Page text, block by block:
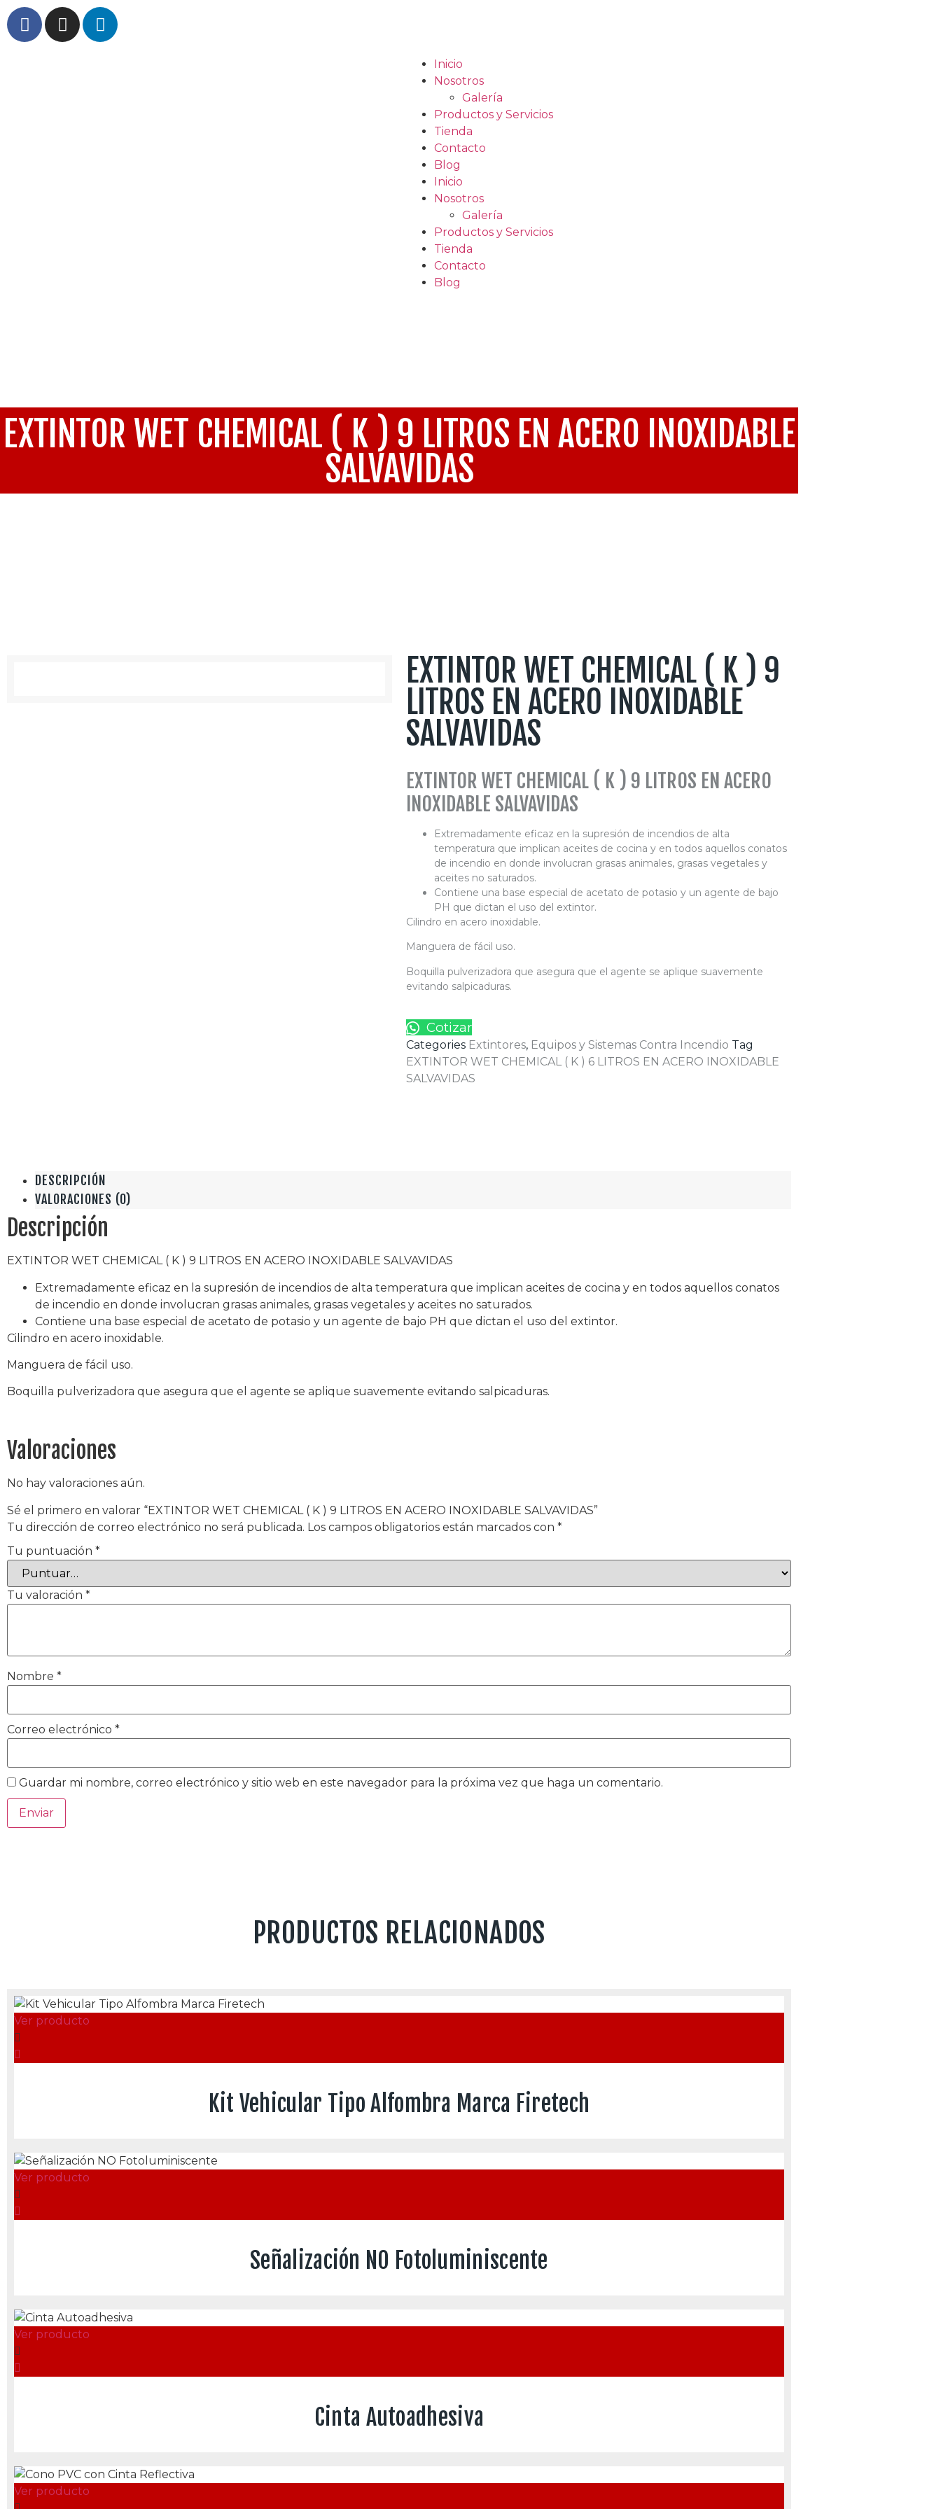
Inicio
Nosotros
Galería
Productos y Servicios
Tienda
Contacto
Blog
Inicio
Nosotros
Galería
Productos y Servicios
Tienda
Contacto
Blog
EXTINTOR WET CHEMICAL ( K ) 9 LITROS EN ACERO INOXIDABLE
SALVAVIDAS
EXTINTOR WET CHEMICAL ( K ) 9
LITROS EN ACERO INOXIDABLE
SALVAVIDAS
EXTINTOR WET CHEMICAL ( K ) 9 LITROS EN ACERO
INOXIDABLE SALVAVIDAS
Extremadamente eficaz en la supresión de incendios de alta
temperatura que implican aceites de cocina y en todos aquellos conatos
de incendio en donde involucran grasas animales, grasas vegetales y
aceites no saturados.
Contiene una base especial de acetato de potasio y un agente de bajo
PH que dictan el uso del extintor.
Cilindro en acero inoxidable.
Manguera de fácil uso.
Boquilla pulverizadora que asegura que el agente se aplique suavemente
evitando salpicaduras.
Cotizar
Categories Extintores, Equipos y Sistemas Contra Incendio Tag
EXTINTOR WET CHEMICAL ( K ) 6 LITROS EN ACERO INOXIDABLE
SALVAVIDAS
DESCRIPCIÓN
VALORACIONES (0)
Descripción
EXTINTOR WET CHEMICAL ( K ) 9 LITROS EN ACERO INOXIDABLE SALVAVIDAS
Extremadamente eficaz en la supresión de incendios de alta temperatura que implican aceites de cocina y en todos aquellos conatos
de incendio en donde involucran grasas animales, grasas vegetales y aceites no saturados.
Contiene una base especial de acetato de potasio y un agente de bajo PH que dictan el uso del extintor.
Cilindro en acero inoxidable.
Manguera de fácil uso.
Boquilla pulverizadora que asegura que el agente se aplique suavemente evitando salpicaduras.
Valoraciones
No hay valoraciones aún.
Sé el primero en valorar “EXTINTOR WET CHEMICAL ( K ) 9 LITROS EN ACERO INOXIDABLE SALVAVIDAS”
Tu dirección de correo electrónico no será publicada. Los campos obligatorios están marcados con *
Tu puntuación *
Tu valoración *
Nombre *
Correo electrónico *
Guardar mi nombre, correo electrónico y sitio web en este navegador para la próxima vez que haga un comentario.
PRODUCTOS RELACIONADOS
Ver producto
Kit Vehicular Tipo Alfombra Marca Firetech
Ver producto
Señalización NO Fotoluminiscente
Ver producto
Cinta Autoadhesiva
Ver producto